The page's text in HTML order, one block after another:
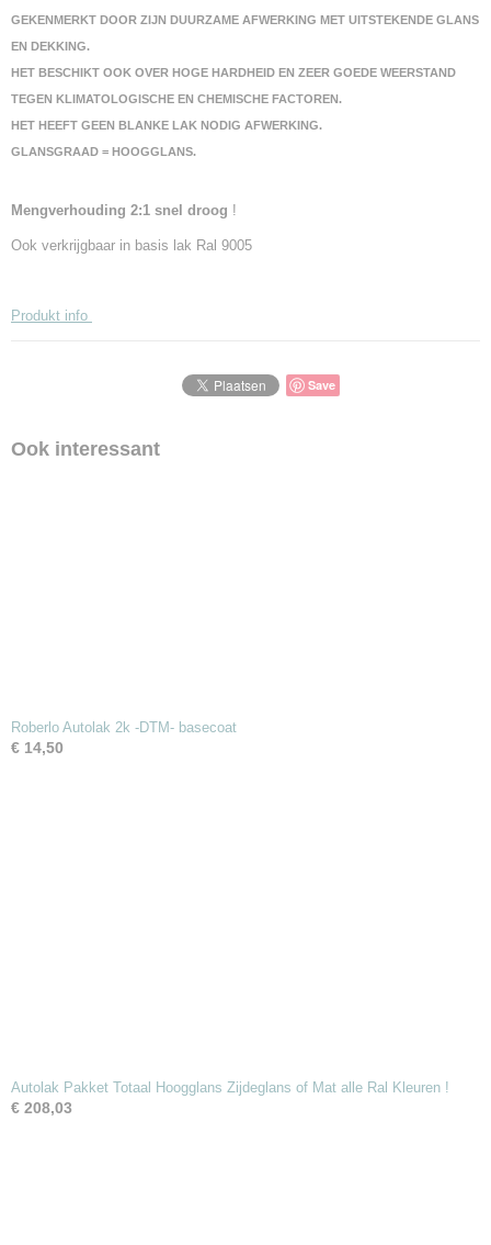
GEKENMERKT DOOR ZIJN DUURZAME AFWERKING MET UITSTEKENDE GLANS
EN DEKKING.
HET BESCHIKT OOK OVER HOGE HARDHEID EN ZEER GOEDE WEERSTAND
TEGEN KLIMATOLOGISCHE EN CHEMISCHE FACTOREN.
HET HEEFT GEEN BLANKE LAK NODIG AFWERKING.
GLANSGRAAD = HOOGGLANS.
Mengverhouding 2:1 snel droog !
Ook verkrijgbaar in basis lak Ral 9005
Produkt info
Save
Ook interessant
Roberlo Autolak 2k -DTM- basecoat
€ 14,50
Autolak Pakket Totaal Hoogglans Zijdeglans of Mat alle Ral Kleuren !
€ 208,03